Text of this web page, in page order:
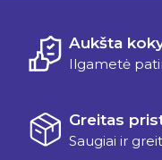
Aukšta
Ilgametė
Greitas
Saugiai ir